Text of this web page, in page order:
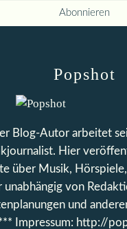
Popshot
Blog-Autor arbeitet
Hier
über Musik,
unabhängig von
und
Impressum: http://